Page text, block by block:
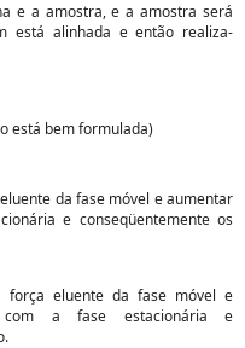
e a amostra, e a amostra será
está alinhada e então realiza-
está bem formulada)
da fase móvel e aumentar
e conseqüentemente os
eluente da fase móvel e
a fase estacionária e